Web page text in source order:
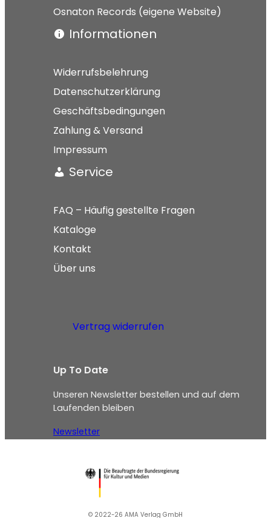
Osnaton Records (eigene Website)
Informationen
Widerrufsbelehrung
Datenschutzerklärung
Geschäftsbedingungen
Zahlung & Versand
Impressum
Service
FAQ – Häufig gestellte Fragen
Kataloge
Kontakt
Über uns
Vertrag widerrufen
Up To Date
Unseren Newsletter bestellen und auf dem
Laufenden bleiben
Newsletter
© 2022-26 AMA Verlag GmbH​